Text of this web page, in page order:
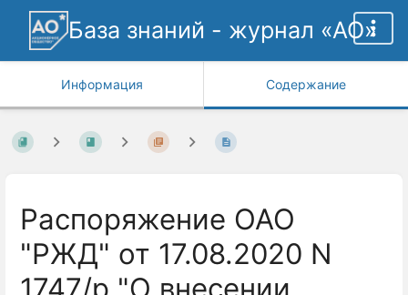
База знаний - журнал «АО»
Информация Содержание
Распоряжение ОАО
"РЖД" от 17.08.2020 N